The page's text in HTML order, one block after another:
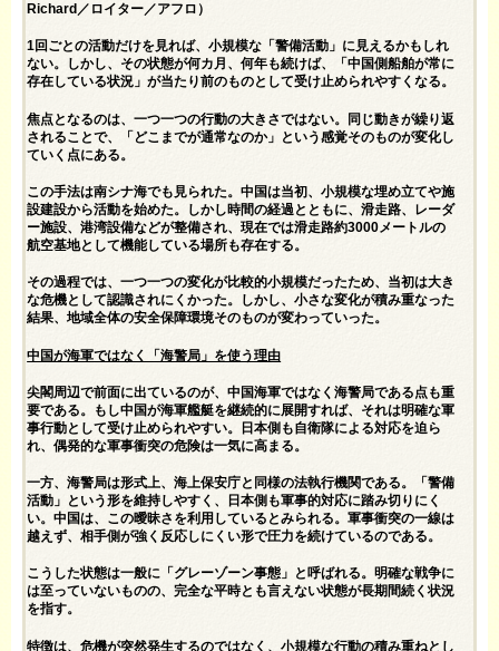
Richard／ロイター／アフロ）
1回ごとの活動だけを見れば、小規模な「警備活動」に見えるかもしれ
ない。しかし、その状態が何カ月、何年も続けば、「中国側船舶が常に
存在している状況」が当たり前のものとして受け止められやすくなる。
焦点となるのは、一つ一つの行動の大きさではない。同じ動きが繰り返
されることで、「どこまでが通常なのか」という感覚そのものが変化し
ていく点にある。
この手法は南シナ海でも見られた。中国は当初、小規模な埋め立てや施
設建設から活動を始めた。しかし時間の経過とともに、滑走路、レーダ
ー施設、港湾設備などが整備され、現在では滑走路約3000メートルの
航空基地として機能している場所も存在する。
その過程では、一つ一つの変化が比較的小規模だったため、当初は大き
な危機として認識されにくかった。しかし、小さな変化が積み重なった
結果、地域全体の安全保障環境そのものが変わっていった。
中国が海軍ではなく「海警局」を使う理由
尖閣周辺で前面に出ているのが、中国海軍ではなく海警局である点も重
要である。もし中国が海軍艦艇を継続的に展開すれば、それは明確な軍
事行動として受け止められやすい。日本側も自衛隊による対応を迫ら
れ、偶発的な軍事衝突の危険は一気に高まる。
一方、海警局は形式上、海上保安庁と同様の法執行機関である。「警備
活動」という形を維持しやすく、日本側も軍事的対応に踏み切りにく
い。中国は、この曖昧さを利用しているとみられる。軍事衝突の一線は
越えず、相手側が強く反応しにくい形で圧力を続けているのである。
こうした状態は一般に「グレーゾーン事態」と呼ばれる。明確な戦争に
は至っていないものの、完全な平時とも言えない状態が長期間続く状況
を指す。
特徴は、危機が突然発生するのではなく、小規模な行動の積み重ねとし